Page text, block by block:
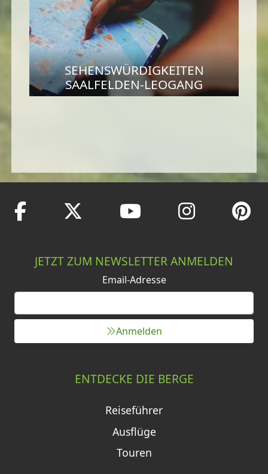
SEHENSWÜRDIGKEITEN
SAALFELDEN-LEOGANG
JETZT ZUM NEWSLETTER ANMELDEN
Email-Adresse
Anmelden
ENTDECKE DIE BERGE
Reiseführer
Ausflüge
Touren